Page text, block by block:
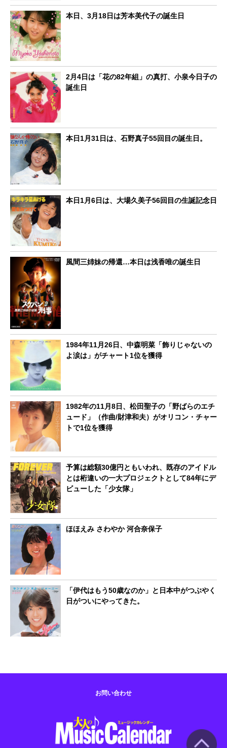
本日、3月18日は芳本美代子の誕生日
2月4日は「花の82年組」の真打、小泉今日子の
誕生日
本日1月31日は、石野真子55回目の誕生日。
本日1月6日は、大場久美子56回目の生誕記念日
風間三姉妹の帰還…本日は浅香唯の誕生日
1984年11月26日、中森明菜「飾りじゃないの
よ涙は」がチャート1位を獲得
1982年の11月8日、松田聖子の「野ばらのエチ
ュード」（作曲/財津和夫）がオリコン・チャー
トで1位を獲得
予算は総額30億円ともいわれ、既存のアイドル
とは桁違いの一大プロジェクトとして84年にデ
ビューした「少女隊」
ほほえみ さわやか 河合奈保子
「伊代はもう50歳なのか」と日本中がつぶやく
日がついにやってきた。
お問い合わせ